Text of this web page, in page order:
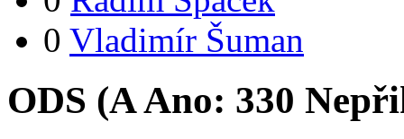
0 Vladimír Šuman
ODS (AAno: 330